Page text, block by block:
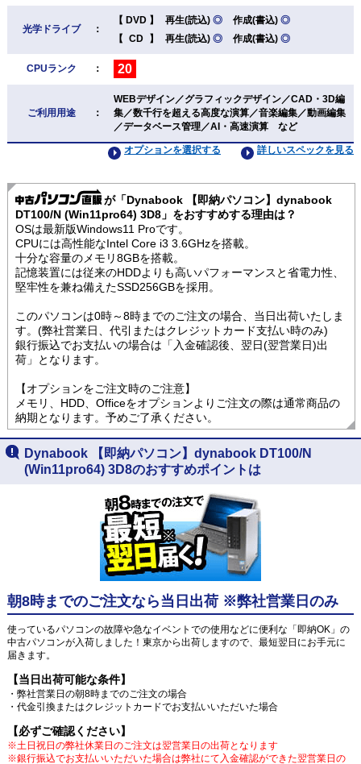
光学ドライブ ：
【 DVD 】 再生(読込) ◎ 作成(書込) ◎
【 CD 】 再生(読込) ◎ 作成(書込) ◎
CPUランク ： 20
ご利用用途 ：
WEBデザイン／グラフィックデザイン／CAD・3D編
集／数千行を超える高度な演算／音楽編集／動画編集
／データベース管理／AI・高速演算 など
詳しいスペックを見る
オプションを選択する
が「Dynabook 【即納パソコン】dynabook
DT100/N (Win11pro64) 3D8」をおすすめする理由は？
OSは最新版Windows11 Proです。
CPUには高性能なIntel Core i3 3.6GHzを搭載。
十分な容量のメモリ8GBを搭載。
記憶装置には従来のHDDよりも高いパフォーマンスと省電力性、
堅牢性を兼ね備えたSSD256GBを採用。
このパソコンは0時～8時までのご注文の場合、当日出荷いたしま
す。(弊社営業日、代引またはクレジットカード支払い時のみ)
銀行振込でお支払いの場合は「入金確認後、翌日(翌営業日)出
荷」となります。
【オプションをご注文時のご注意】
メモリ、HDD、Officeをオプションよりご注文の際は通常商品の
納期となります。予めご了承ください。
Dynabook 【即納パソコン】dynabook DT100/N
(Win11pro64) 3D8のおすすめポイントは
朝8時までのご注文なら当日出荷 ※弊社営業日のみ
使っているパソコンの故障や急なイベントでの使用などに便利な「即納OK」の
中古パソコンが入荷しました！東京から出荷しますので、最短翌日にお手元に
届きます。
【当日出荷可能な条件】
・弊社営業日の朝8時までのご注文の場合
・代金引換またはクレジットカードでお支払いいただいた場合
【必ずご確認ください】
※土日祝日の弊社休業日のご注文は翌営業日の出荷となります
※銀行振込でお支払いいただいた場合は弊社にて入金確認ができた翌営業日の